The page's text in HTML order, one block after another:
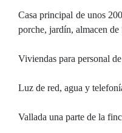
Casa principal de unos
porche, jardín, almacen
Viviendas para personal
Luz de red, agua y
Vallada una parte de la